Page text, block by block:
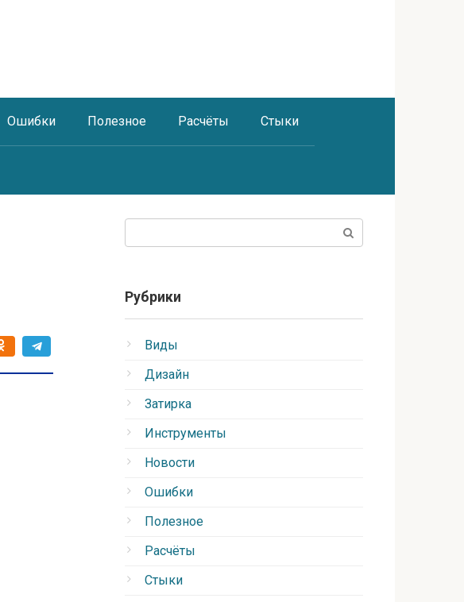
Ошибки Полезное Расчёты Стыки
Рубрики
Виды
Дизайн
Затирка
Инструменты
Новости
Ошибки
Полезное
Расчёты
Стыки